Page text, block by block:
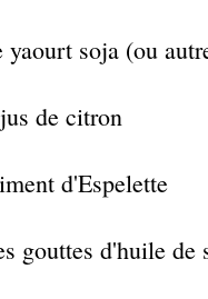
yaourt soja (ou
de citron
d'Espelette
gouttes d'huile de